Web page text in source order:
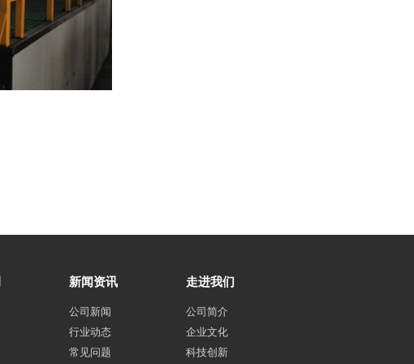
新闻资讯
公司新闻
行业动态
常见问题
走进我们
公司简介
企业文化
科技创新